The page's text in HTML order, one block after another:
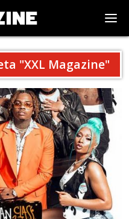
"XXL Magazine"